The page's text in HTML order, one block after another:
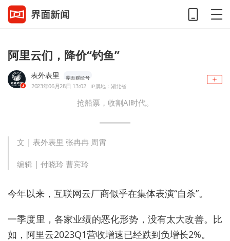
阿里云们，降价“钓鱼”
表外表里 界面财经号
2023年06月28日 13:02 IP属地：湖北省
抢船票，收割AI时代。
文 | 表外表里 张冉冉 周霄
编辑 | 付晓玲 曹宾玲
今年以来，互联网云厂商似乎在集体表演“自杀”。
一季度里，各家业绩的恶化形势，没有太大改善。比
如，阿里云2023Q1营收增速已经跌到负增长2%。